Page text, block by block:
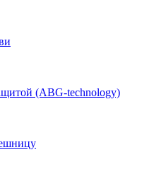
(ABG-technology)